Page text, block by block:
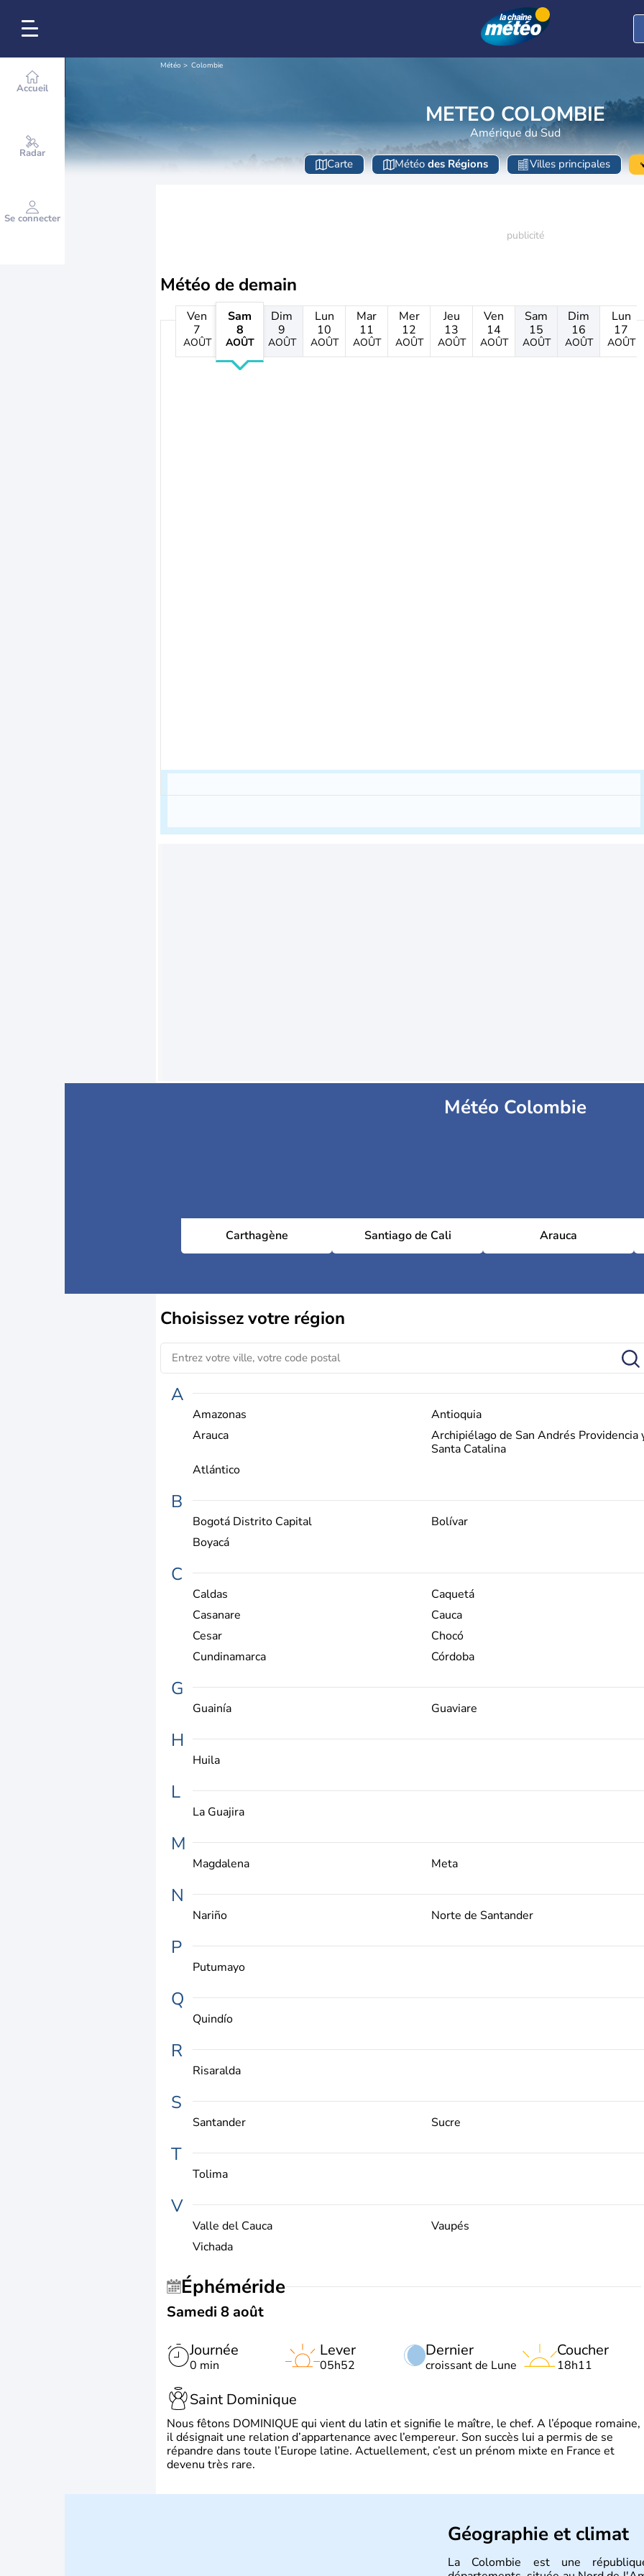
Accueil
Radar
Se connecter
Météo Colombie
METEO COLOMBIE
Amérique du Sud
Carte Météo des Régions Villes principales
Météo de demain
Ven
7
AOÛT
Sam
8
AOÛT
Dim
9
AOÛT
Lun
10
AOÛT
Mar
11
AOÛT
Mer
12
AOÛT
Jeu
13
AOÛT
Ven
14
AOÛT
Sam
15
AOÛT
Dim
16
AOÛT
Lun
17
AOÛT
Météo Colombie
Carthagène Santiago de Cali Arauca
Choisissezvotre région
A
Amazonas
Antioquia
Arauca
Archipiélago de San Andrés Providencia
Santa Catalina
Atlántico
B
Bogotá Distrito Capital
Bolívar
Boyacá
C
Caldas
Caquetá
Casanare
Cauca
Cesar
Chocó
Cundinamarca
Córdoba
G
Guainía Guaviare
H
Huila
L
La Guajira
M
Magdalena Meta
N
Nariño Norte de Santander
P
Putumayo
Q
Quindío
R
Risaralda
S
Santander Sucre
T
Tolima
V
Valle del Cauca
Vaupés
Vichada
Éphéméride
Samedi 8 août
Journée
0 min
Dernier
croissant de Lune
Lever
05h52
Coucher
18h11
Saint Dominique
Nous fêtons DOMINIQUE qui vient du latin et signifie le maître, le chef. A l’époque romaine,
il désignait une relation d’appartenance avec l’empereur. Son succès lui a permis de se
répandre dans toute l’Europe latine. Actuellement, c’est un prénom mixte en France et
devenu très rare.
Géographie et climat
La Colombie est une